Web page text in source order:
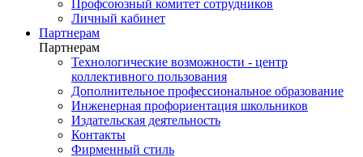
Профсоюзный комитет сотрудников
Личный кабинет
Партнерам
Партнерам
Технологические возможности - центр
коллективного пользования
Дополнительное профессиональное образование
Инженерная профориентация школьников
Издательская деятельность
Контакты
Фирменный стиль